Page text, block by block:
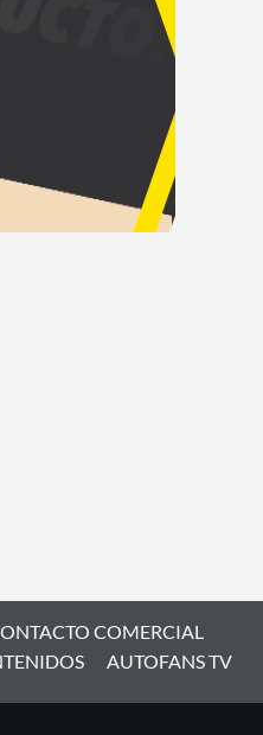
COMERCIAL
AUTOFANS TV